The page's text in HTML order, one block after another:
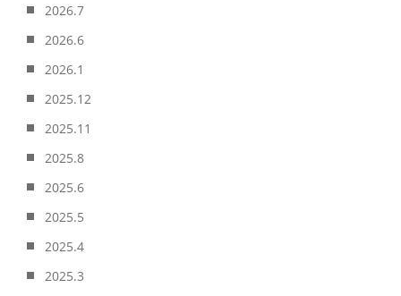
2026.7
2026.6
2026.1
2025.12
2025.11
2025.8
2025.6
2025.5
2025.4
2025.3